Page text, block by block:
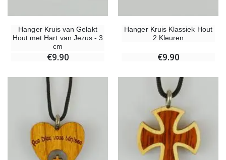
Hanger Kruis van Gelakt
Hout met Hart van Jezus - 3
cm
€9.90
Hanger Kruis Klassiek Hout
2 Kleuren
€9.90